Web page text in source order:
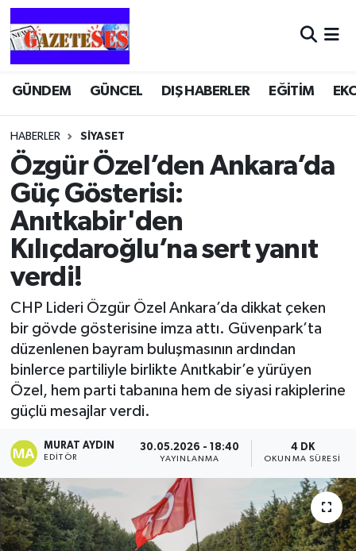
GÜNDEM GÜNCEL DIŞ HABERLER EĞİTİM
HABERLER SİYASET
Özgür Özel’den Ankara’da
Güç Gösterisi:
Anıtkabir'den
Kılıçdaroğlu’na sert yanıt
verdi!
CHP Lideri Özgür Özel Ankara’da dikkat çeken
bir gövde gösterisine imza attı. Güvenpark’ta
düzenlenen bayram buluşmasının ardından
binlerce partiliyle birlikte Anıtkabir’e yürüyen
Özel, hem parti tabanına hem de siyasi rakiplerine
güçlü mesajlar verdi.
MURAT AYDIN
EDITÖR
30.05.2026 - 18:40
YAYINLANMA
4 DK
OKUNMA SÜRESI